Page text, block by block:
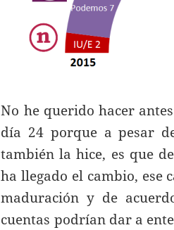
No he querido hacer
día 24 porque a pesar
también la hice, es que
ha llegado el cambio, ese
maduración y de
cuentas podrían dar a